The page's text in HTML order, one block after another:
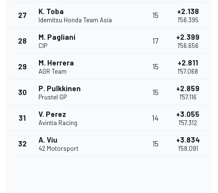
27 K. Toba
Idemitsu Honda Team Asia
15 +2.138
1'56.395
28 M. Pagliani
CIP
17 +2.399
1'56.656
29 M. Herrera
AGR Team
15 +2.811
1'57.068
30 P. Pulkkinen
Prustel GP
15 +2.859
1'57.116
31 V. Perez
Avintia Racing
14 +3.055
1'57.312
32 A. Viu
42 Motorsport
15 +3.834
1'58.091